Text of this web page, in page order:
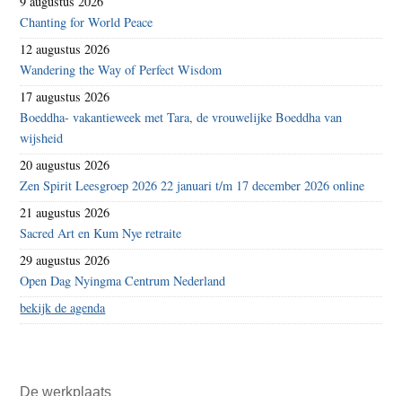
Chanting for World Peace
12 augustus 2026
Wandering the Way of Perfect Wisdom
17 augustus 2026
Boeddha- vakantieweek met Tara, de vrouwelijke Boeddha van
wijsheid
20 augustus 2026
Zen Spirit Leesgroep 2026 22 januari t/m 17 december 2026 online
21 augustus 2026
Sacred Art en Kum Nye retraite
29 augustus 2026
Open Dag Nyingma Centrum Nederland
bekijk de agenda
De werkplaats